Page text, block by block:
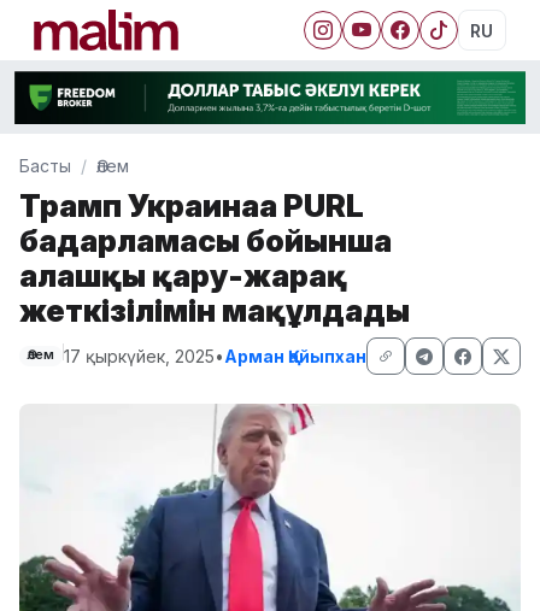
RU
Басты Әлем
Трамп Украинаға PURL
бағдарламасы бойынша
алғашқы қару-жарақ
жеткізілімін мақұлдады
Әлем 17 қыркүйек, 2025•Арман Қайыпхан